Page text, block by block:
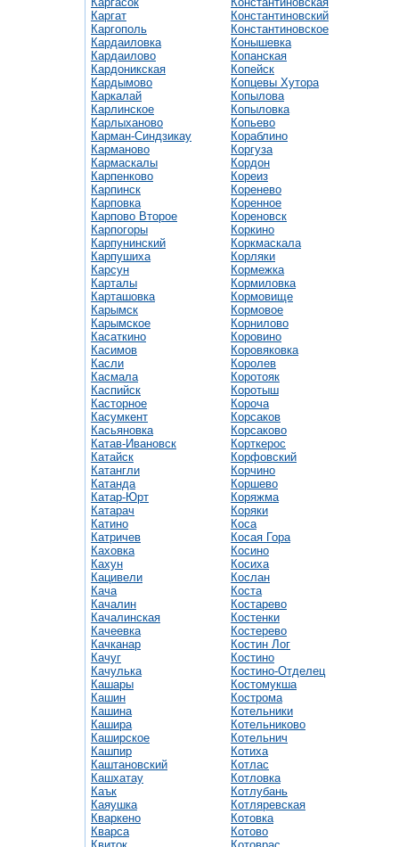
Каргат
Каргополь
Кардаиловка
Кардаилово
Кардоникская
Кардымово
Каркалай
Карлинское
Карлыханово
Карман-Синдзикау
Карманово
Кармаскалы
Карпенково
Карпинск
Карповка
Карпово Второе
Карпогоры
Карпунинский
Карпушиха
Карсун
Карталы
Карташовка
Карымск
Карымское
Касаткино
Касимов
Касли
Касмала
Каспийск
Касторное
Касумкент
Касьяновка
Катав-Ивановск
Катайск
Катангли
Катанда
Катар-Юрт
Катарач
Катино
Катричев
Каховка
Кахун
Кацивели
Кача
Качалин
Качалинская
Качеевка
Качканар
Качуг
Качулька
Кашары
Кашин
Кашина
Кашира
Каширское
Кашпир
Каштановский
Кашхатау
Каък
Каяушка
Кваркено
Кварса
Константиновский
Константиновское
Конышевка
Копанская
Копейск
Копцевы Хутора
Копылова
Копыловка
Копьево
Кораблино
Коргуза
Кордон
Кореиз
Коренево
Коренное
Кореновск
Коркино
Коркмаскала
Корляки
Кормежка
Кормиловка
Кормовище
Кормовое
Корнилово
Коровино
Коровяковка
Королев
Коротояк
Коротыш
Короча
Корсаков
Корсаково
Корткерос
Корфовский
Корчино
Коршево
Коряжма
Коряки
Коса
Косая Гора
Косино
Косиха
Кослан
Коста
Костарево
Костенки
Костерево
Костин Лог
Костино
Костино-Отделец
Костомукша
Кострома
Котельники
Котельниково
Котельнич
Котиха
Котлас
Котловка
Котлубань
Котляревская
Котовка
Котово